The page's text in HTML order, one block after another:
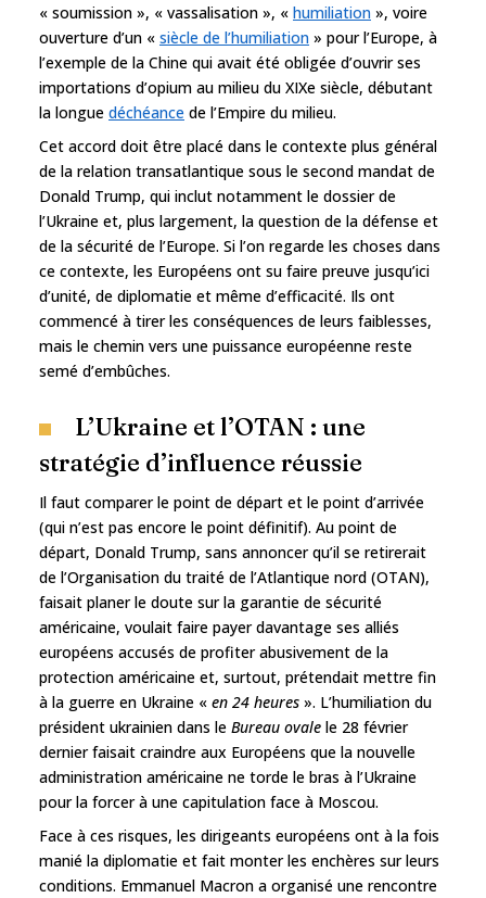
« soumission », « vassalisation », « humiliation », voire
ouverture d’un « siècle de l’humiliation » pour l’Europe, à
l’exemple de la Chine qui avait été obligée d’ouvrir ses
importations d’opium au milieu du XIXe siècle, débutant
la longue déchéance de l’Empire du milieu.
Cet accord doit être placé dans le contexte plus général
de la relation transatlantique sous le second mandat de
Donald Trump, qui inclut notamment le dossier de
l’Ukraine et, plus largement, la question de la défense et
de la sécurité de l’Europe. Si l’on regarde les choses dans
ce contexte, les Européens ont su faire preuve jusqu’ici
d’unité, de diplomatie et même d’efficacité. Ils ont
commencé à tirer les conséquences de leurs faiblesses,
mais le chemin vers une puissance européenne reste
semé d’embûches.
L’Ukraine et l’OTAN : une
stratégie d’influence réussie
Il faut comparer le point de départ et le point d’arrivée
(qui n’est pas encore le point définitif). Au point de
départ, Donald Trump, sans annoncer qu’il se retirerait
de l’Organisation du traité de l’Atlantique nord (OTAN),
faisait planer le doute sur la garantie de sécurité
américaine, voulait faire payer davantage ses alliés
européens accusés de profiter abusivement de la
protection américaine et, surtout, prétendait mettre fin
à la guerre en Ukraine « en 24 heures ». L’humiliation du
président ukrainien dans le Bureau ovale le 28 février
dernier faisait craindre aux Européens que la nouvelle
administration américaine ne torde le bras à l’Ukraine
pour la forcer à une capitulation face à Moscou.
Face à ces risques, les dirigeants européens ont à la fois
manié la diplomatie et fait monter les enchères sur leurs
conditions. Emmanuel Macron a organisé une rencontre